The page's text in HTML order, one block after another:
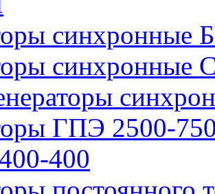
синхронные
синхронные
ГПЭ 2500-
400